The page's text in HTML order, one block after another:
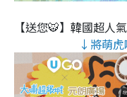
【送您🐯】韓國超人
↓將萌虎